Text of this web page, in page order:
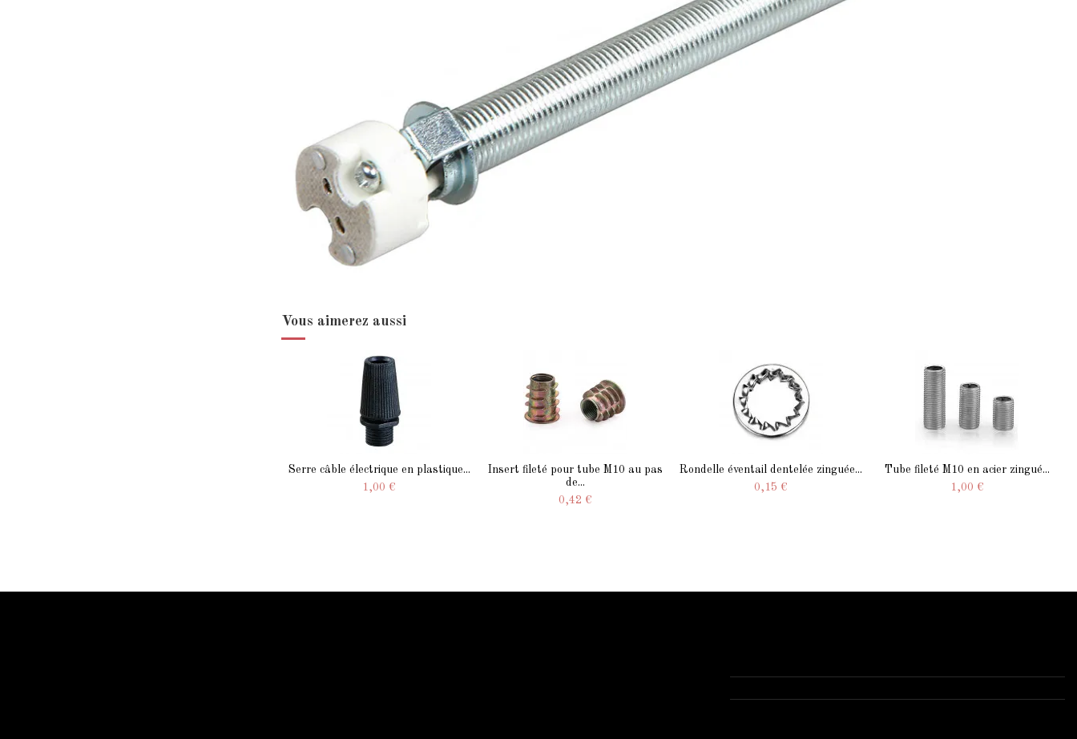
Vous aimerez aussi
Serre câble électrique en plastique...
1,00 €
Insert fileté pour tube M10 au pas
de...
0,42 €
Rondelle éventail dentelée zinguée...
0,15 €
Tube fileté M10 en acier zingué...
1,00 €